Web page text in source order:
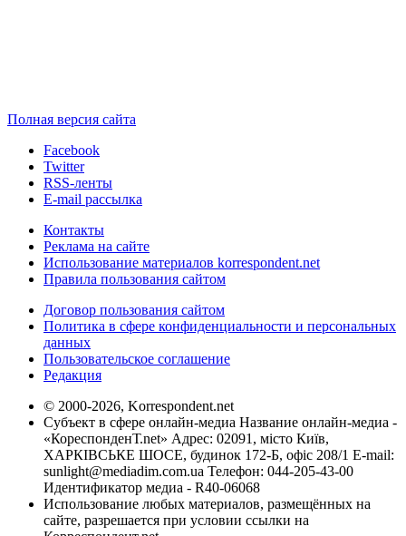
Полная версия сайта
Facebook
Twitter
RSS-ленты
E-mail рассылка
Контакты
Реклама на сайте
Использование материалов korrespondent.net
Правила пользования сайтом
Договор пользования сайтом
Политика в сфере конфиденциальности и персональных
данных
Пользовательское соглашение
Редакция
© 2000-2026, Korrespondent.net
Субъект в сфере онлайн-медиа Название онлайн-медиа -
«КореспонденТ.net» Адрес: 02091, місто Київ,
ХАРКІВСЬКЕ ШОСЕ, будинок 172-Б, офіс 208/1 E-mail:
sunlight@mediadim.com.ua Телефон: 044-205-43-00
Идентификатор медиа - R40-06068
Использование любых материалов, размещённых на
сайте, разрешается при условии ссылки на